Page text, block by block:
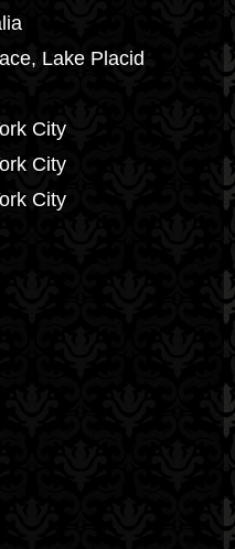
Lake Placid
City
City
City